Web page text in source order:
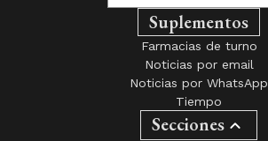
Suplementos
Farmacias de turno
Noticias por email
Noticias por WhatsApp
Tiempo
Secciones